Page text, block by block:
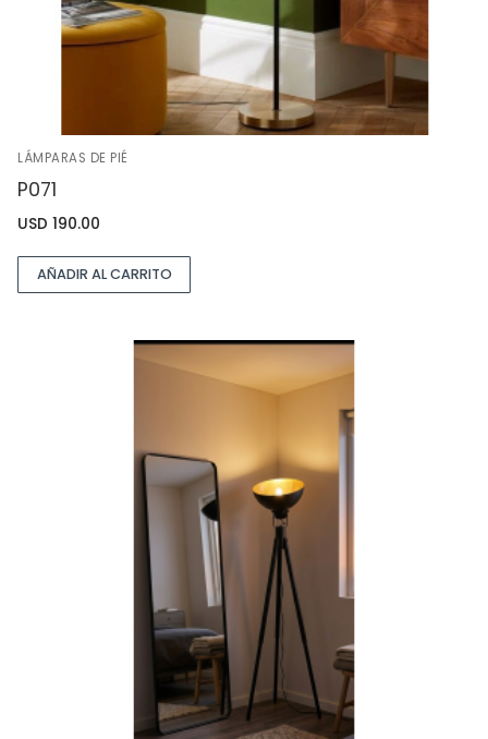
LÁMPARAS DE PIÉ
P071
USD 190.00
AÑADIR AL CARRITO